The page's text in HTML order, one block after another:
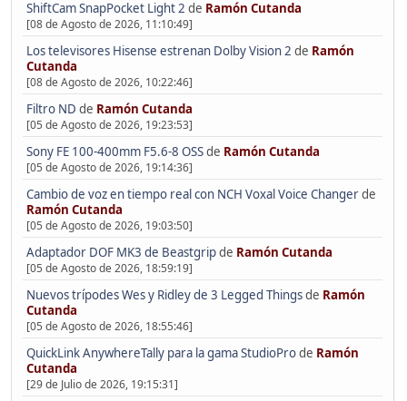
ShiftCam SnapPocket Light 2 de Ramón Cutanda
[08 de Agosto de 2026, 11:10:49]
Los televisores Hisense estrenan Dolby Vision 2 de Ramón
Cutanda
[08 de Agosto de 2026, 10:22:46]
Filtro ND de Ramón Cutanda
[05 de Agosto de 2026, 19:23:53]
Sony FE 100-400mm F5.6-8 OSSde Ramón Cutanda
[05 de Agosto de 2026, 19:14:36]
Cambio de voz en tiempo real con NCH Voxal Voice Changerde
Ramón Cutanda
[05 de Agosto de 2026, 19:03:50]
Adaptador DOF MK3 de Beastgripde Ramón Cutanda
[05 de Agosto de 2026, 18:59:19]
Nuevos trípodes Wes y Ridley de 3 Legged Thingsde Ramón
Cutanda
[05 de Agosto de 2026, 18:55:46]
QuickLink AnywhereTally para la gama StudioProde Ramón
Cutanda
[29 de Julio de 2026, 19:15:31]